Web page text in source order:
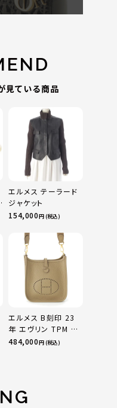
見ている商品
エルメス テーラード
ジャケット
154,000円 (税込)
エルメス B刻印 23
年 エヴリン TPM 16
アマゾン トリヨンク
484,000円 (税込)